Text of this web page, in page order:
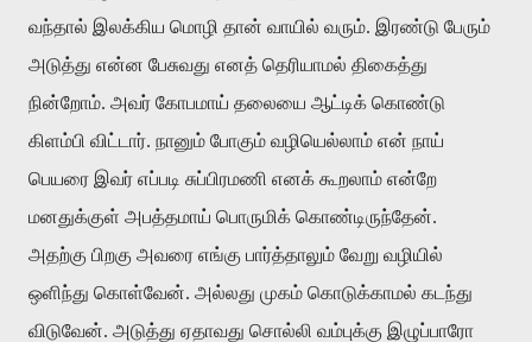
வந்தால் இலக்கிய மொழி தான் வாயில் வரும். இரண்டு பேரும்
அடுத்து என்ன பேசுவது எனத் தெரியாமல் திகைத்து
நின்றோம். அவர் கோபமாய் தலையை ஆட்டிக் கொண்டு
கிளம்பி விட்டார். நானும் போகும் வழியெல்லாம் என் நாய்
பெயரை இவர் எப்படி சுப்பிரமணி எனக் கூறலாம் என்றே
மனதுக்குள் அபத்தமாய் பொருமிக் கொண்டிருந்தேன்.
அதற்கு பிறகு அவரை எங்கு பார்த்தாலும் வேறு வழியில்
ஒளிந்து கொள்வேன். அல்லது முகம் கொடுக்காமல் கடந்து
விடுவேன். அடுத்து ஏதாவது சொல்லி வம்புக்கு இழுப்பாரோ